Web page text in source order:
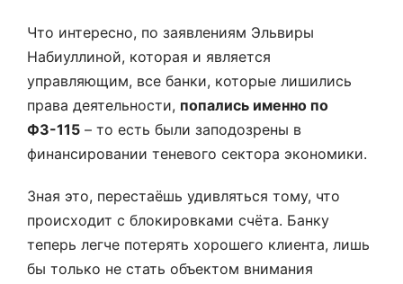
Что интересно, по заявлениям Эльвиры
Набиуллиной, которая и является
управляющим, все банки, которые лишились
права деятельности, попались именно по
ФЗ-115 – то есть были заподозрены в
финансировании теневого сектора экономики.
Зная это, перестаёшь удивляться тому, что
происходит с блокировками счёта. Банку
теперь легче потерять хорошего клиента, лишь
бы только не стать объектом внимания